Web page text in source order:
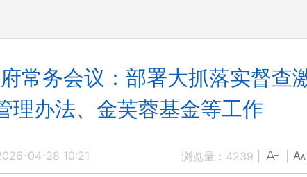
常务会议：部署大抓落实督查
理办法、金芙蓉基金等工作
04-28 10:21 浏览量： 4239